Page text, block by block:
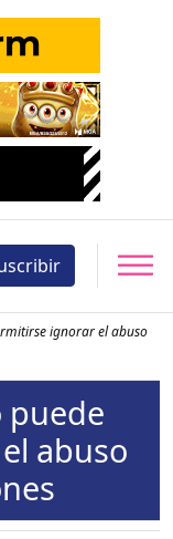
ignorar el abuso
puede
abuso